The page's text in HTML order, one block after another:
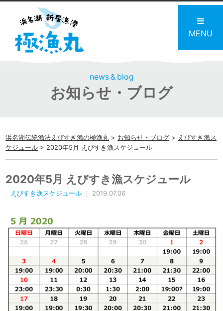
MENU
news＆blog
お知らせ・ブログ
浜名湖伝統漁法えびすき漁の極漁丸 > お知らせ・ブログ > えびすき漁ス
ケジュール > 2020年5月 えびすき漁スケジュール
2020年5月 えびすき漁スケジュール
えびすき漁スケジュール ｜ 2019.07.06